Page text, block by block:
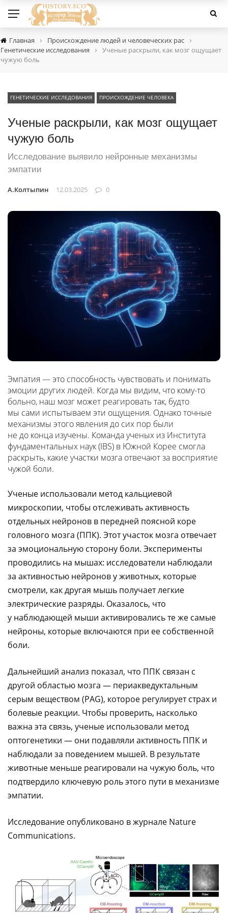
Главная › Происхождение людей и человеческих рас ›
Генетические исследования ›
Ученые раскрыли, как мозг ощущает
чужую боль
ГЕНЕТИЧЕСКИЕ ИССЛЕДОВАНИЯ ПРОИСХОЖДЕНИЕ ЧЕЛОВЕКА
Ученые раскрыли, как мозг ощущает
чужую боль
Исследование выявило нейронные механизмы
эмпатии
А.Колтыпин 12.03.2025 0
Эмпатия — это способность чувствовать и понимать
эмоции других людей. Когда мы видим, что кому-то
больно, наш мозг может реагировать так, будто
мы сами испытываем эти ощущения. Однако точные
механизмы этого явления до сих пор были
не до конца изучены. Команда ученых из Института
фундаментальных наук (IBS) в Южной Корее смогла
раскрыть, какие участки мозга отвечают за восприятие
чужой боли.
Ученые использовали метод кальциевой
микроскопии, чтобы отслеживать активность
отдельных нейронов в передней поясной коре
головного мозга (ППК). Этот участок мозга отвечает
за эмоциональную сторону боли. Эксперименты
проводились на мышах: исследователи наблюдали
за активностью нейронов у животных, которые
смотрели, как другая мышь получает легкие
электрические разряды. Оказалось, что
у наблюдающей мыши активировались те же самые
нейроны, которые включаются при ее собственной
боли.
Дальнейший анализ показал, что ППК связан с
другой областью мозга — периакведуктальным
серым веществом (PAG), которое регулирует страх и
болевые реакции. Чтобы проверить, насколько
важна эта связь, ученые использовали метод
оптогенетики — они подавляли активность ППК и
наблюдали за поведением мышей. В результате
животные меньше реагировали на чужую боль, что
подтвердило ключевую роль этого пути в механизме
эмпатии.
Исследование опубликовано в журнале Nature
Communications.